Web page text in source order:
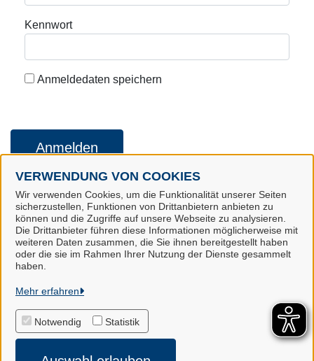
VERWENDUNG VON COOKIES
Wir verwenden Cookies, um die Funktionalität unserer Seiten
sicherzustellen, Funktionen von Drittanbietern anbieten zu
können und die Zugriffe auf unsere Webseite zu analysieren.
Die Drittanbieter führen diese Informationen möglicherweise mit
weiteren Daten zusammen, die Sie ihnen bereitgestellt haben
oder die sie im Rahmen Ihrer Nutzung der Dienste gesammelt
haben.
Mehr erfahren
Notwendig Statistik
Kennwort
Anmeldedaten speichern
Anmelden
Konto erstellen Kennwort vergessen
Landkreis Harburg
Alle Rechte vorbehalten